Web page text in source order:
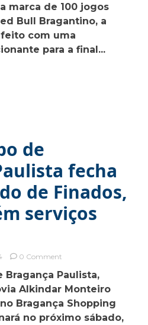
avança
para
a
final
da
marca de 100 jogos
Bull Bragantino, a
com uma
para a final...
de
fecha
de Finados,
serviços
0 Commenton
de
Bragança
Paulista
fecha
neste
Bragança Paulista,
Alkindar Monteiro
Bragança Shopping
no próximo sábado,